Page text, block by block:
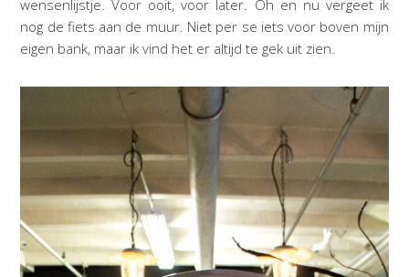
wensenlijstje. Voor ooit, voor later. Oh en nu vergeet ik
nog de fiets aan de muur. Niet per se iets voor boven mijn
eigen bank, maar ik vind het er altijd te gek uit zien.